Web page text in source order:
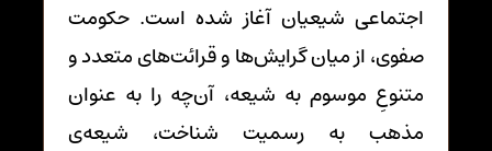
اجتماعی شیعیان آغاز شده است. حکومت
صفوی، از میان گرایش‌ها و قرائت‌های متعدد و
متنوعِ موسوم به شیعه، آن‌چه را به عنوان
مذهب به رسمیت شناخت، شیعه‌ی